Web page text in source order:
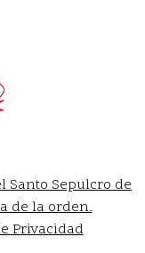
Santo Sepulcro de
de la orden.
Privacidad